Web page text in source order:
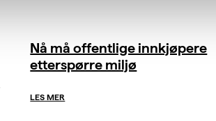
Nå må offentlige innkjøpere
etterspørre miljø
LES MER